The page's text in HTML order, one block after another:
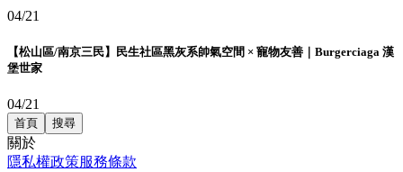
04/21
【松山區/南京三民】民生社區黑灰系帥氣空間 × 寵物友善｜Burgerciaga 漢
堡世家
04/21
首頁 搜尋
關於
隱私權政策服務條款